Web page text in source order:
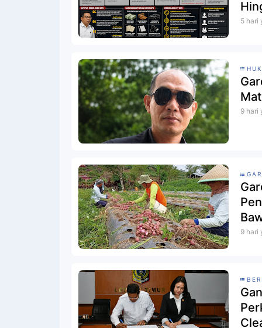
5 hari
9 hari
9 hari